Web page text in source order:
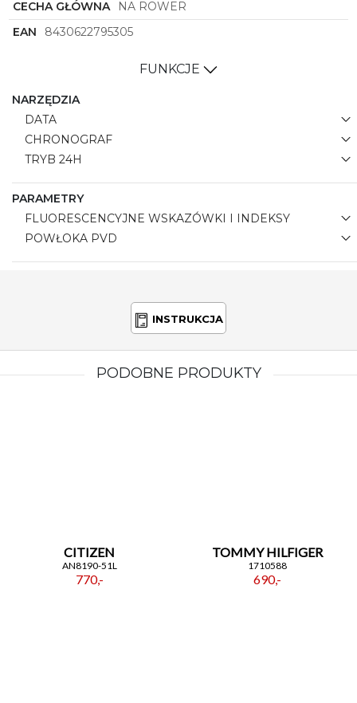
CECHA GŁÓWNA
NA ROWER
EAN
8430622795305
FUNKCJE
NARZĘDZIA
DATA
CHRONOGRAF
TRYB 24H
PARAMETRY
FLUORESCENCYJNE WSKAZÓWKI I INDEKSY
POWŁOKA PVD
INSTRUKCJA
PODOBNE PRODUKTY
CITIZEN
AN8190-51L
770,-
TOMMY HILFIGER
1710588
690,-